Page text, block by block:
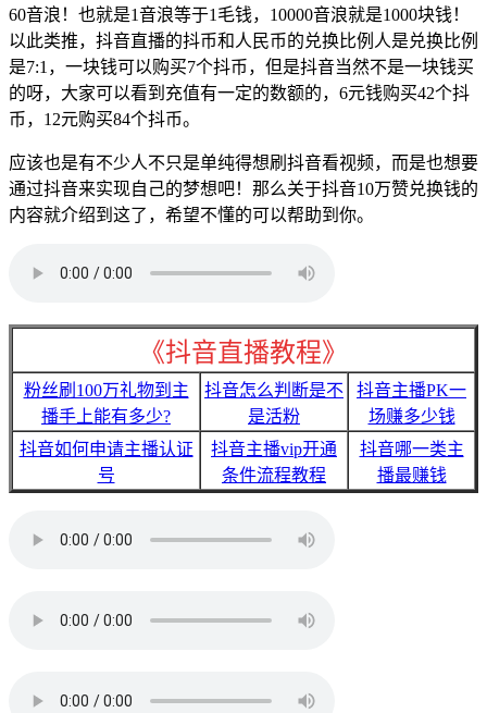
60音浪！也就是1音浪等于1毛钱，10000音浪就是1000块钱！
以此类推，抖音直播的抖币和人民币的兑换比例人是兑换比例
是7:1，一块钱可以购买7个抖币，但是抖音当然不是一块钱买
的呀，大家可以看到充值有一定的数额的，6元钱购买42个抖
币，12元购买84个抖币。
应该也是有不少人不只是单纯得想刷抖音看视频，而是也想要
通过抖音来实现自己的梦想吧！那么关于抖音10万赞兑换钱的
内容就介绍到这了，希望不懂的可以帮助到你。
《抖音直播教程》
粉丝刷100万礼物到主
播手上能有多少?
抖音怎么判断是不
是活粉
抖音主播PK一
场赚多少钱
抖音如何申请主播认证
号
抖音主播vip开通
条件流程教程
抖音哪一类主
播最赚钱